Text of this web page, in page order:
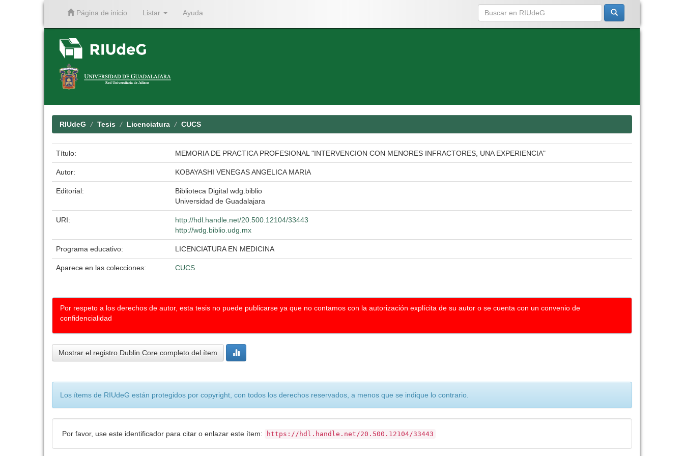
Página de inicio Listar Ayuda
RIUdeG Tesis Licenciatura CUCS
Título: MEMORIA DE PRACTICA PROFESIONAL "INTERVENCION CON MENORES INFRACTORES, UNA EXPERIENCIA"
Autor: KOBAYASHI VENEGAS ANGELICA MARIA
Editorial:
Biblioteca Digital wdg.biblio
Universidad de Guadalajara
URI:
http://hdl.handle.net/20.500.12104/33443
http://wdg.biblio.udg.mx
Programa educativo: LICENCIATURA EN MEDICINA
Aparece en las colecciones: CUCS
Por respeto a los derechos de autor, esta tesis no puede publicarse ya que no contamos con la autorización explícita de su autor o se cuenta con un convenio de
confidencialidad
Mostrar el registro Dublin Core completo del ítem
Los ítems de RIUdeG están protegidos por copyright, con todos los derechos reservados, a menos que se indique lo contrario.
Por favor, use este identificador para citar o enlazar este ítem: https://hdl.handle.net/20.500.12104/33443